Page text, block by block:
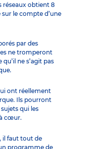
réseaux obtient 8
sur le compte d’une
par des
ne tromperont
ne s’agit pas
ont réellement
Ils pourront
qui les
cœur.
il faut tout de
programme de